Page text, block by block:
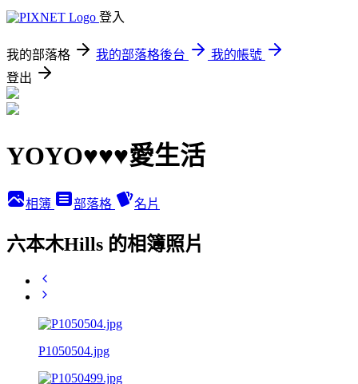
登入
我的部落格 我的部落格後台
我的帳號
登出
YOYO♥♥♥愛生活
相簿 部落格 名片
六本木Hills 的相簿照片
P1050504.jpg